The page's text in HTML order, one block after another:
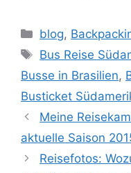
Kategorien
blog,
Schlagwörter
Bus Reise
Busse in Brasilien,
Busticket
Meine
aktuelle Saison
Reisefotos: